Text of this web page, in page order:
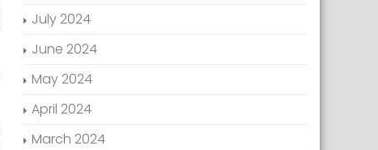
July 2024
June 2024
May 2024
April 2024
March 2024